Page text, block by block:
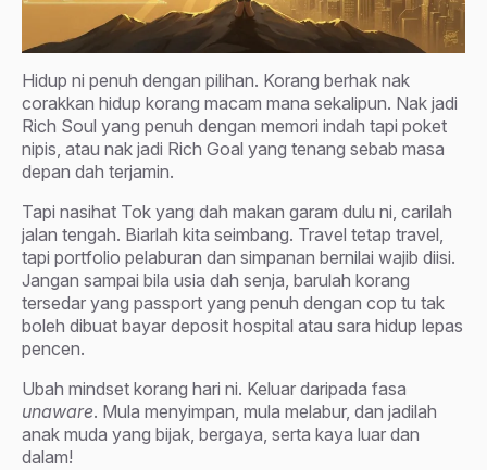
Hidup ni penuh dengan pilihan. Korang berhak nak
corakkan hidup korang macam mana sekalipun. Nak jadi
Rich Soul yang penuh dengan memori indah tapi poket
nipis, atau nak jadi Rich Goal yang tenang sebab masa
depan dah terjamin.
Tapi nasihat Tok yang dah makan garam dulu ni, carilah
jalan tengah. Biarlah kita seimbang. Travel tetap travel,
tapi portfolio pelaburan dan simpanan bernilai wajib diisi.
Jangan sampai bila usia dah senja, barulah korang
tersedar yang passport yang penuh dengan cop tu tak
boleh dibuat bayar deposit hospital atau sara hidup lepas
pencen.
Ubah mindset korang hari ni. Keluar daripada fasa
unaware. Mula menyimpan, mula melabur, dan jadilah
anak muda yang bijak, bergaya, serta kaya luar dan
dalam!